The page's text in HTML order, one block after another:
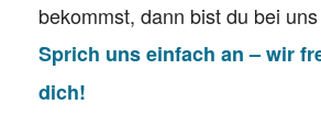
bekommst, dann bist du bei
Sprich uns einfach an – wir
dich!